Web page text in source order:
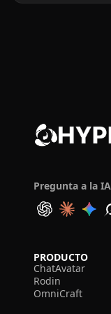
Pregunta a la
PRODUCTO
ChatAvatar
Rodin
OmniCraft